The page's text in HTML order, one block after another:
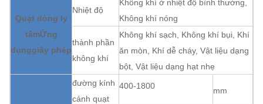
Quạt dòng ly
tâmỨng
dụnggiấy phép
Nhiệt độ
Không khí ở nhiệt độ bình thường,
Không khí nóng
thành phần
không khí
Không khí sạch, Không khí bụi, Khí
ăn mòn, Khí dễ cháy, Vật liệu dạng
bột, Vật liệu dạng hạt nhẹ
đường kính
cánh quạt
400-1800 mm